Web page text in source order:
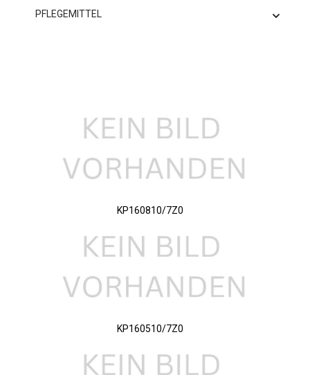
PFLEGEMITTEL
KP160810/7Z0
KP160510/7Z0